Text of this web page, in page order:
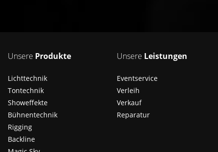
Unsere Produkte
Lichttechnik
Tontechnik
Showeffekte
Bühnentechnik
Rigging
Backline
Unsere Leistungen
Eventservice
Verleih
Verkauf
Reparatur